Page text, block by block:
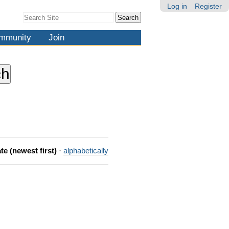
Log in Register
Search Site
Search…
Join
(newest first) · alphabetically